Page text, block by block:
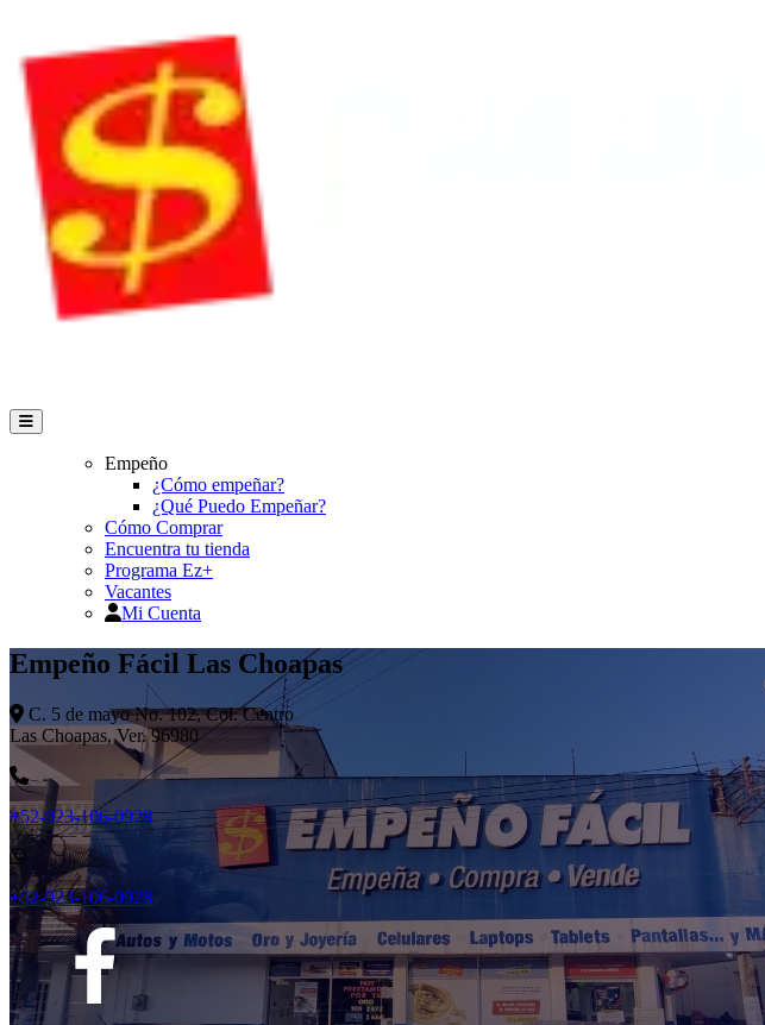
Empeño
¿Cómo empeñar?
¿Qué Puedo Empeñar?
Cómo Comprar
Encuentra tu tienda
Programa Ez+
Vacantes
Mi Cuenta
Empeño Fácil Las Choapas
C. 5 de mayo No. 102, Col. Centro
Las Choapas, Ver. 96980
+52-923-106-0928
+52-923-106-0928